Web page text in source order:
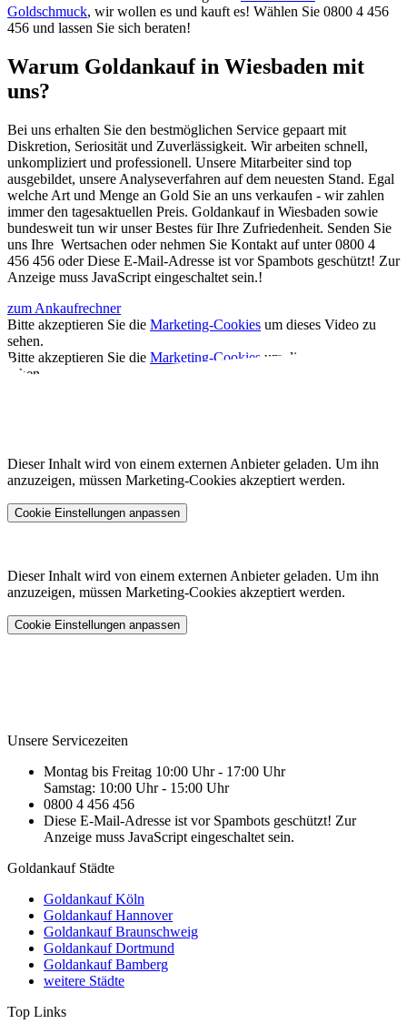
Goldschmuck, wir wollen es und kauft es! Wählen Sie 0800 4 456
456 und lassen Sie sich beraten!
Warum Goldankauf in Wiesbaden mit
uns?
Bei uns erhalten Sie den bestmöglichen Service gepaart mit
Diskretion, Seriosität und Zuverlässigkeit. Wir arbeiten schnell,
unkompliziert und professionell. Unsere Mitarbeiter sind top
ausgebildet, unsere Analyseverfahren auf dem neuesten Stand. Egal
welche Art und Menge an Gold Sie an uns verkaufen - wir zahlen
immer den tagesaktuellen Preis. Goldankauf in Wiesbaden sowie
bundesweit tun wir unser Bestes für Ihre Zufriedenheit. Senden Sie
uns Ihre Wertsachen oder nehmen Sie Kontakt auf unter 0800 4
456 456 oderDiese E-Mail-Adresse ist vor Spambots geschützt! Zur
Anzeige muss JavaScript eingeschaltet sein.!
zum Ankaufrechner
Bitte akzeptieren Sie die Marketing-Cookies um dieses Video zu
sehen.
Bitte akzeptieren Sie die Marketing-Cookies um dieses Video zu
sehen.
Dieser Inhalt wird von einem externen Anbieter geladen. Um ihn
anzuzeigen, müssen Marketing-Cookies akzeptiert werden.
Cookie Einstellungen anpassen
Dieser Inhalt wird von einem externen Anbieter geladen. Um ihn
anzuzeigen, müssen Marketing-Cookies akzeptiert werden.
Cookie Einstellungen anpassen
Unsere Servicezeiten
Montag bis Freitag 10:00 Uhr - 17:00 Uhr
Samstag: 10:00 Uhr - 15:00 Uhr
0800 4 456 456
Diese E-Mail-Adresse ist vor Spambots geschützt! Zur
Anzeige muss JavaScript eingeschaltet sein.
Goldankauf Städte
Goldankauf Köln
Goldankauf Hannover
Goldankauf Braunschweig
Goldankauf Dortmund
Goldankauf Bamberg
weitere Städte
Top Links